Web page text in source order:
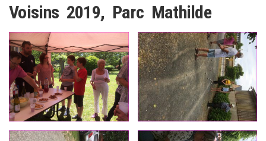
Voisins 2019, Parc Mathilde